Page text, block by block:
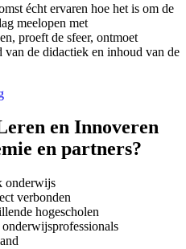
écht ervaren hoe het is om de
meelopen met
proeft de sfeer, ontmoet
van de didactiek en inhoud van de
en Innoveren
en partners?
onderwijs
verbonden
hogescholen